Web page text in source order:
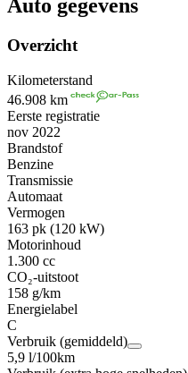
Auto gegevens
Overzicht
Kilometerstand
46.908 km
Eerste registratie
nov 2022
Brandstof
Benzine
Transmissie
Automaat
Vermogen
163 pk (120 kW)
Motorinhoud
1.300 cc
CO₂-uitstoot
158 g/km
Energielabel
C
Verbruik (gemiddeld)
5,9 l/100km